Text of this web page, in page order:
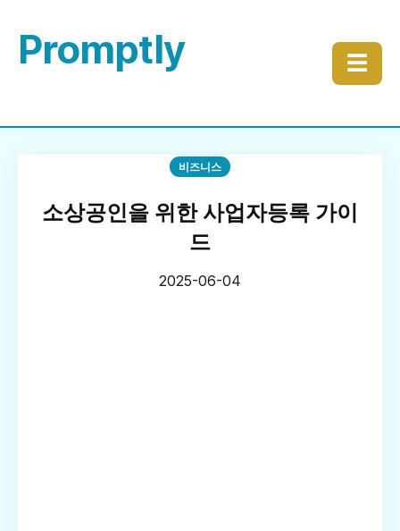
Promptly ☰
비즈니스
소상공인을 위한 사업자등록 가이
드
2025-06-04